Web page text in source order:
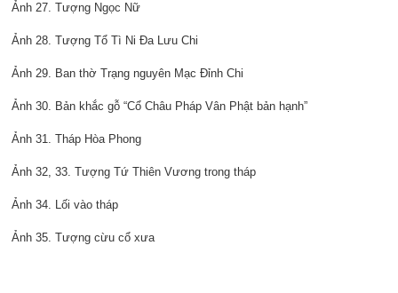
Ảnh 27. Tượng Ngọc Nữ
Ảnh 28. Tượng Tổ Tì Ni Đa Lưu Chi
Ảnh 29. Ban thờ Trạng nguyên Mạc Đỉnh Chi
Ảnh 30. Bản khắc gỗ “Cổ Châu Pháp Vân Phật bản hạnh”
Ảnh 31. Tháp Hòa Phong
Ảnh 32, 33. Tượng Tứ Thiên Vương trong tháp
Ảnh 34. Lối vào tháp
Ảnh 35. Tượng cừu cổ xưa